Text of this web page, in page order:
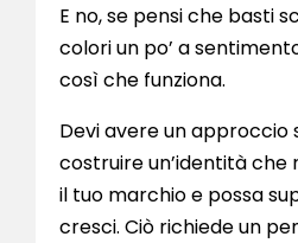
E no, se pensi che basti
colori un po’ a
così che funziona.
Devi avere un
costruire un’identità
il tuo marchio e possa
cresci. Ciò richiede un